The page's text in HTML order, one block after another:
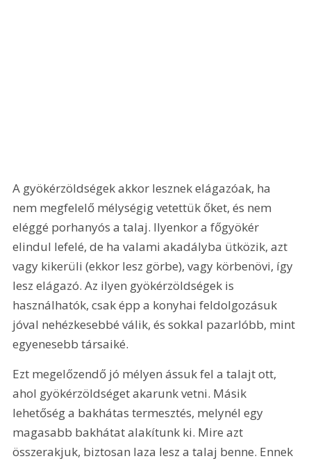
A gyökérzöldségek akkor lesznek elágazóak, ha
nem megfelelő mélységig vetettük őket, és nem
eléggé porhanyós a talaj. Ilyenkor a főgyökér
elindul lefelé, de ha valami akadályba ütközik, azt
vagy kikerüli (ekkor lesz görbe), vagy körbenövi, így
lesz elágazó. Az ilyen gyökérzöldségek is
használhatók, csak épp a konyhai feldolgozásuk
jóval nehézkesebbé válik, és sokkal pazarlóbb, mint
egyenesebb társaiké.
Ezt megelőzendő jó mélyen ássuk fel a talajt ott,
ahol gyökérzöldséget akarunk vetni. Másik
lehetőség a bakhátas termesztés, melynél egy
magasabb bakhátat alakítunk ki. Mire azt
összerakjuk, biztosan laza lesz a talaj benne. Ennek